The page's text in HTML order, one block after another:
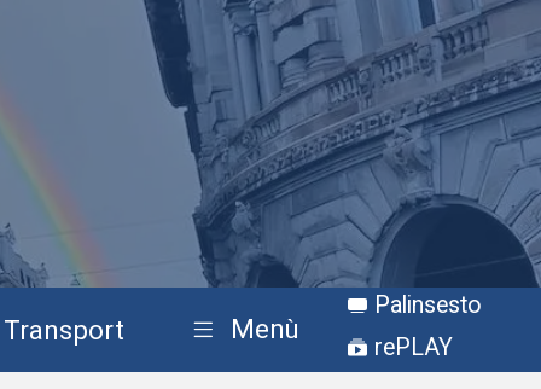
Transport Menù
Palinsesto
rePLAY